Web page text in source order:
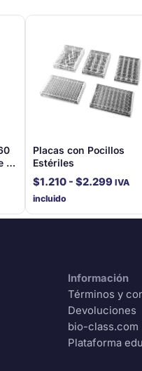
10
Placas con Pocillos
Estériles
$1.210 - $2.299Rango
$2.299
IVA
incluido
Información
Términos y
Devoluciones
bio-class.com
Plataforma
Estamos aquí
los mejores
de las ciencias